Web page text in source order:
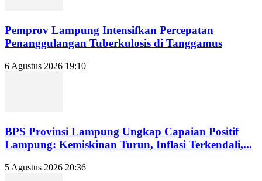
Pemprov Lampung Intensifkan Percepatan
Penanggulangan Tuberkulosis di Tanggamus
6 Agustus 2026 19:10
BPS Provinsi Lampung Ungkap Capaian Positif
Lampung: Kemiskinan Turun, Inflasi Terkendali,...
5 Agustus 2026 20:36